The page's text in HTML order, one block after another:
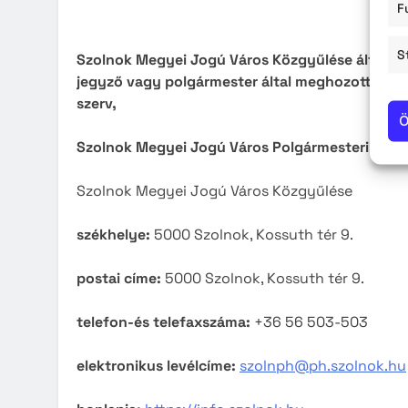
Szolnok Megyei Jogú Város Közgyűlése által
jegyző vagy polgármester által meghozott
szerv,
Szolnok Megyei Jogú Város Polgármesteri
Szolnok Megyei Jogú Város Közgyűlése
székhelye: 5000 Szolnok, Kossuth tér 9.
postai címe: 5000 Szolnok, Kossuth tér 9.
telefon-és telefaxszáma: +36 56 503-503
elektronikus levélcíme: szolnph@ph.szolnok.hu